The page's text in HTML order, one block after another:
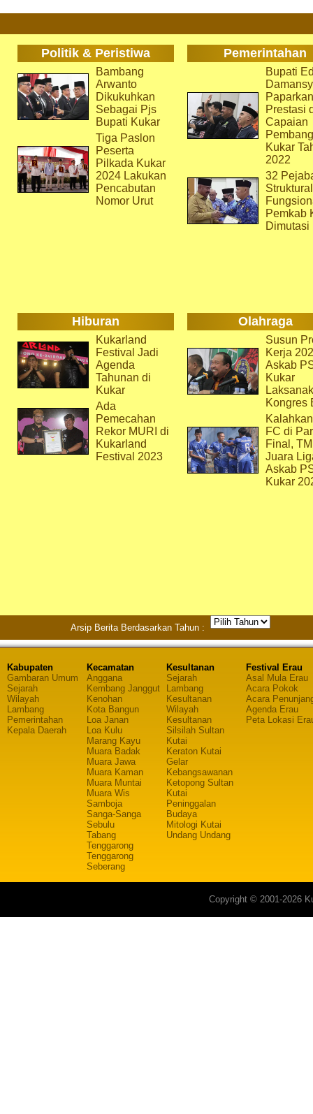
Politik & Peristiwa Pemerintahan
Bambang
Arwanto
Dikukuhkan
Sebagai Pjs
Bupati Kukar
Tiga Paslon
Peserta
Pilkada Kukar
2024 Lakukan
Pencabutan
Nomor Urut
Bupati
Paparkan
Prestasi
Capaian
Kukar
2022
32
Pemkab
Dimutasi
Hiburan Olahraga
Kukarland
Festival Jadi
Agenda
Tahunan di
Kukar
Ada
Pemecahan
Rekor MURI di
Kukarland
Festival 2023
Susun
Kerja
Askab
Kukar
Kongres
FC di
Final,
Juara
Askab
Kukar
Arsip Berita Berdasarkan Tahun :
Kabupaten
Gambaran Umum
Sejarah
Wilayah
Lambang
Pemerintahan
Kepala Daerah
Kecamatan
Anggana
Kembang Janggut
Kenohan
Kota Bangun
Loa Janan
Loa Kulu
Marang Kayu
Muara Badak
Muara Jawa
Muara Kaman
Muara Muntai
Muara Wis
Samboja
Sanga-Sanga
Sebulu
Tabang
Tenggarong
Tenggarong
Seberang
Kesultanan
Sejarah
Lambang
Kesultanan
Wilayah
Kesultanan
Silsilah Sultan
Kutai
Keraton Kutai
Gelar
Kebangsawanan
Ketopong Sultan
Kutai
Peninggalan
Budaya
Mitologi Kutai
Undang Undang
Festival Erau
Asal Mula Erau
Acara Pokok
Acara
Agenda Erau
Peta Lokasi
Copyright © 2001-2026